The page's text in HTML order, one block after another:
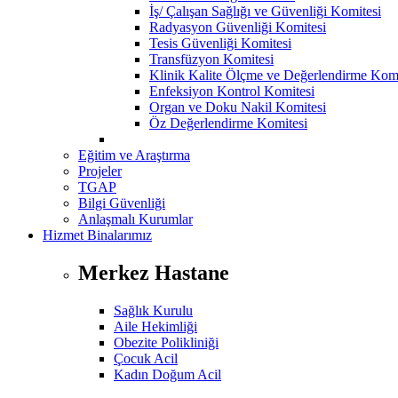
İş/ Çalışan Sağlığı ve Güvenliği Komitesi
Radyasyon Güvenliği Komitesi
Tesis Güvenliği Komitesi
Transfüzyon Komitesi
Klinik Kalite Ölçme ve Değerlendirme
Enfeksiyon Kontrol Komitesi
Organ ve Doku Nakil Komitesi
Öz Değerlendirme Komitesi
Eğitim ve Araştırma
Projeler
TGAP
Bilgi Güvenliği
Anlaşmalı Kurumlar
Hizmet Binalarımız
Merkez Hastane
Sağlık Kurulu
Aile Hekimliği
Obezite Polikliniği
Çocuk Acil
Kadın Doğum Acil